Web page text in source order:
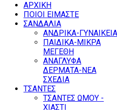
ΑΡΧΙΚΗ
ΠΟΙΟΙ ΕΙΜΑΣΤΕ
ΣΑΝΔΑΛΙΑ
ΑΝΔΡΙΚΑ-ΓΥΝΑΙΚΕΙΑ
ΠΑΙΔΙΚΑ-ΜΙΚΡΑ
ΜΕΓΕΘΗ
ΑΝΑΓΛΥΦΑ
ΔΕΡΜΑΤΑ-ΝΕΑ
ΣΧΕΔΙΑ
ΤΣΑΝΤΕΣ
ΤΣΑΝΤΕΣ ΩΜΟΥ -
ΧΙΑΣΤΙ